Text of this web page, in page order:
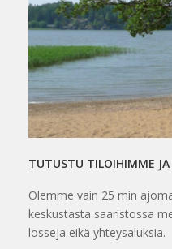
TUTUSTU TILOIHIMME
Olemme vain 25 min
keskustasta saaristossa
losseja eikä yhteysaluksia.